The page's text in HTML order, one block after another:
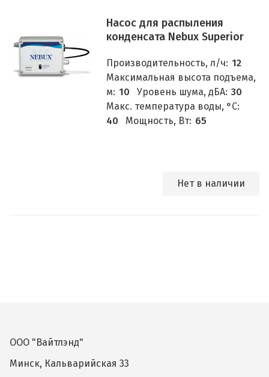
Насос для распыления
конденсата Nebux Superior
Производительность, л/ч: 12
Максимальная высота подъема,
м: 10 Уровень шума, дБА: 30
Макс. температура воды, °C:
40
Мощность, Вт: 65
Нет в наличии
ООО "Вайтлэнд"
Минск, Кальварийская 33